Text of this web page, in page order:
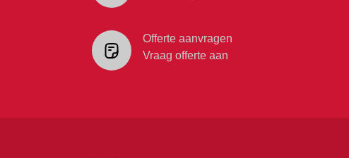
Offerte aanvragen
Vraag offerte aan